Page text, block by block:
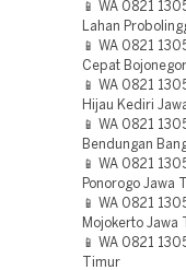
📱 WA 0821
Lahan
📱 WA 0821
Cepat
📱 WA 0821
Hijau Kediri
📱 WA 0821
Bendungan
📱 WA 0821
Ponorogo Jawa
📱 WA 0821
Mojokerto Jawa
📱 WA 0821
Timur